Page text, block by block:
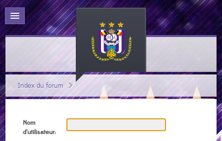
Index du forum
Nom
d’utilisateur: